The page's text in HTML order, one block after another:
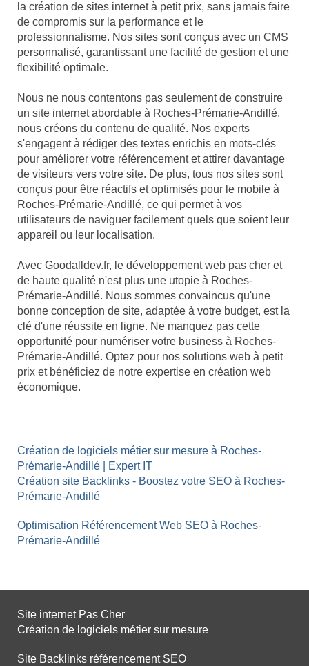
la création de sites internet à petit prix, sans jamais faire
de compromis sur la performance et le
professionnalisme. Nos sites sont conçus avec un CMS
personnalisé, garantissant une facilité de gestion et une
flexibilité optimale.
Nous ne nous contentons pas seulement de construire
un site internet abordable à Roches-Prémarie-Andillé,
nous créons du contenu de qualité. Nos experts
s'engagent à rédiger des textes enrichis en mots-clés
pour améliorer votre référencement et attirer davantage
de visiteurs vers votre site. De plus, tous nos sites sont
conçus pour être réactifs et optimisés pour le mobile à
Roches-Prémarie-Andillé, ce qui permet à vos
utilisateurs de naviguer facilement quels que soient leur
appareil ou leur localisation.
Avec Goodalldev.fr, le développement web pas cher et
de haute qualité n'est plus une utopie à Roches-
Prémarie-Andillé. Nous sommes convaincus qu'une
bonne conception de site, adaptée à votre budget, est la
clé d'une réussite en ligne. Ne manquez pas cette
opportunité pour numériser votre business à Roches-
Prémarie-Andillé. Optez pour nos solutions web à petit
prix et bénéficiez de notre expertise en création web
économique.
Création de logiciels métier sur mesure à Roches-
Prémarie-Andillé | Expert IT
Création site Backlinks - Boostez votre SEO à Roches-
Prémarie-Andillé
Optimisation Référencement Web SEO à Roches-
Prémarie-Andillé
Site internet Pas Cher
Création de logiciels métier sur mesure
Site Backlinks référencement SEO